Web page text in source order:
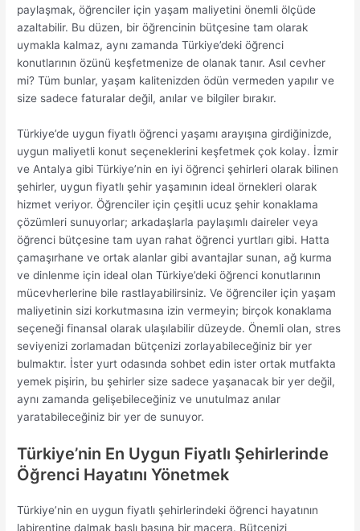
paylaşmak, öğrenciler için yaşam maliyetini önemli ölçüde
azaltabilir. Bu düzen, bir öğrencinin bütçesine tam olarak
uymakla kalmaz, aynı zamanda Türkiye’deki öğrenci
konutlarının özünü keşfetmenize de olanak tanır. Asıl cevher
mi? Tüm bunlar, yaşam kalitenizden ödün vermeden yapılır ve
size sadece faturalar değil, anılar ve bilgiler bırakır.
Türkiye’de uygun fiyatlı öğrenci yaşamı arayışına girdiğinizde,
uygun maliyetli konut seçeneklerini keşfetmek çok kolay. İzmir
ve Antalya gibi Türkiye’nin en iyi öğrenci şehirleri olarak bilinen
şehirler, uygun fiyatlı şehir yaşamının ideal örnekleri olarak
hizmet veriyor. Öğrenciler için çeşitli ucuz şehir konaklama
çözümleri sunuyorlar; arkadaşlarla paylaşımlı daireler veya
öğrenci bütçesine tam uyan rahat öğrenci yurtları gibi. Hatta
çamaşırhane ve ortak alanlar gibi avantajlar sunan, ağ kurma
ve dinlenme için ideal olan Türkiye’deki öğrenci konutlarının
mücevherlerine bile rastlayabilirsiniz. Ve öğrenciler için yaşam
maliyetinin sizi korkutmasına izin vermeyin; birçok konaklama
seçeneği finansal olarak ulaşılabilir düzeyde. Önemli olan, stres
seviyenizi zorlamadan bütçenizi zorlayabileceğiniz bir yer
bulmaktır. İster yurt odasında sohbet edin ister ortak mutfakta
yemek pişirin, bu şehirler size sadece yaşanacak bir yer değil,
aynı zamanda gelişebileceğiniz ve unutulmaz anılar
yaratabileceğiniz bir yer de sunuyor.
Türkiye’nin En Uygun Fiyatlı Şehirlerinde
Öğrenci Hayatını Yönetmek
Türkiye’nin en uygun fiyatlı şehirlerindeki öğrenci hayatının
labirentine dalmak başlı başına bir macera. Bütçenizi